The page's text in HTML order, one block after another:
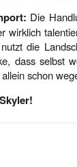
Die
wirklich
die
dass selbst
schon